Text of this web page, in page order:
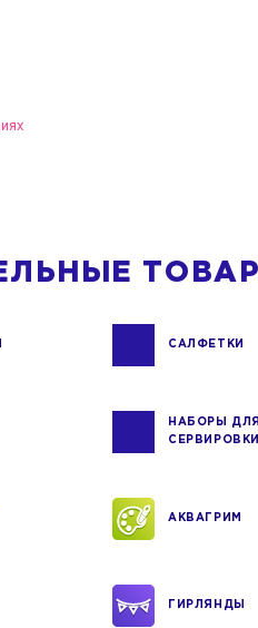
САЛФЕТКИ
НАБОРЫ ДЛЯ
СЕРВИРОВКИ
АКВАГРИМ
ГИРЛЯНДЫ